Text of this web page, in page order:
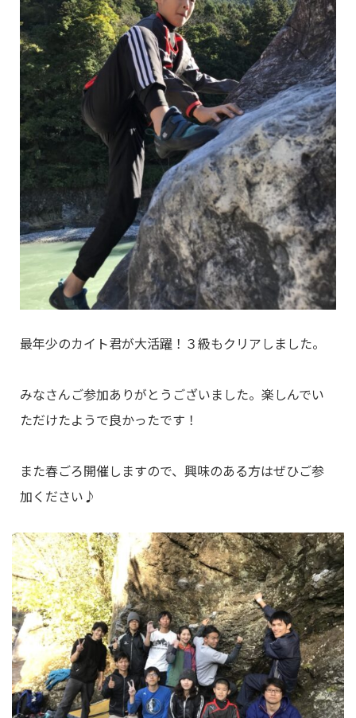
最年少のカイト君が大活躍！３級もクリアしました。
みなさんご参加ありがとうございました。楽しんでい
ただけたようで良かったです！
また春ごろ開催しますので、興味のある方はぜひご参
加ください♪